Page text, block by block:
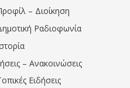
– Διοίκηση
Ραδιοφωνία
– Ανακοινώσεις
Ειδήσεις